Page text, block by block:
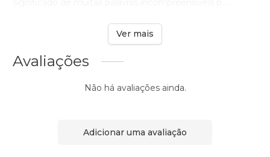
Ver mais
Avaliações
Não há avaliações ainda.
Adicionar uma avaliação